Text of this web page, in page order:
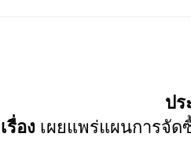
ปร
เรื่อง เผยแพร่แผนการจัด